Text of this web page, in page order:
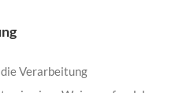
Verarbeitung